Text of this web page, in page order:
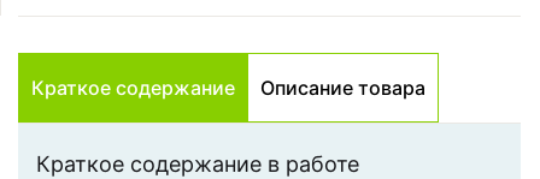
Краткое содержание Описание товара
Краткое содержание в работе